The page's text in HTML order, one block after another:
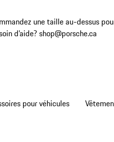
une taille au-dessus
d’aide? shop@porsche.ca
pour véhicules